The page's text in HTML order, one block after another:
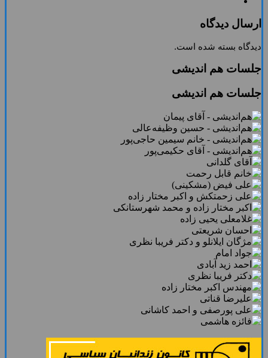
ارسال دیدگاه
دیدگاه بسته شده است.
جلسات هم اندیشی
جلسات هم اندیشی